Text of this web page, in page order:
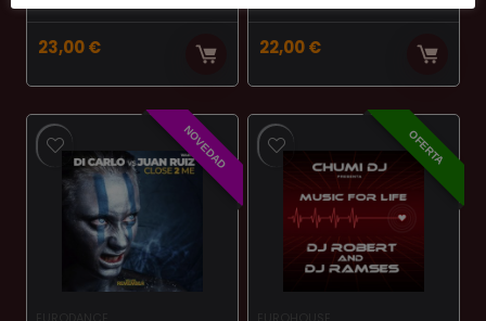
23,00€ 22,00€
NOVEDAD OFERTA